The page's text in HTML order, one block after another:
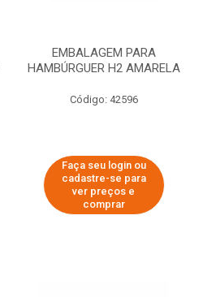
EMBALAGEM PARA
HAMBÚRGUER H2 AMARELA
Código: 42596
Faça seu login ou
cadastre-se para
ver preços e
comprar